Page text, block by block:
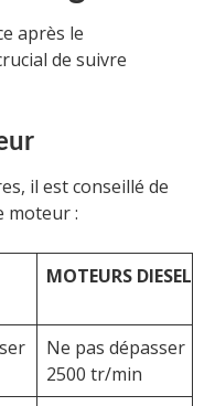
après le
de suivre
il est conseillé de
moteur :
MOTEURS DIESEL
Ne pas dépasser
2500 tr/min